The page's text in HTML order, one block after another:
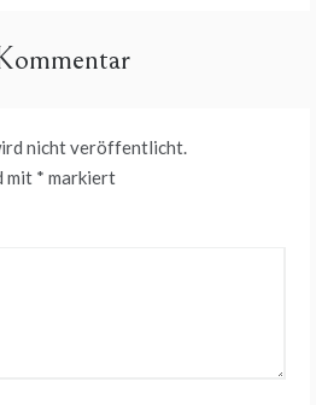
nicht veröffentlicht.
mit * markiert